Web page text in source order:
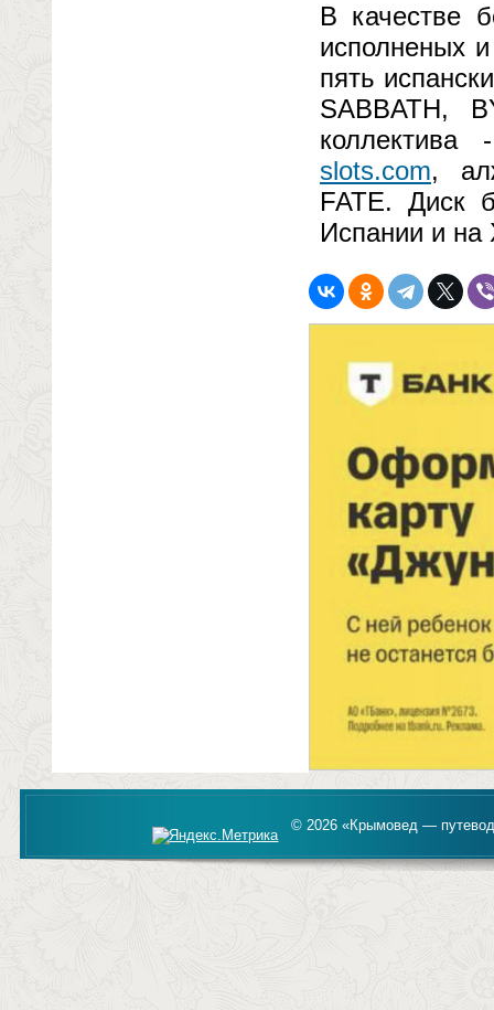
В качестве
исполненых
пять
SABBATH,
slots.com,
FATE. Диск
Испании и на
© 2026 «Крымовед —